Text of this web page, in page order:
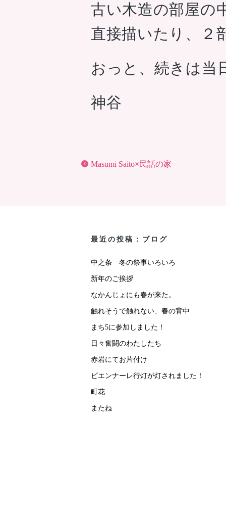
古い木造の部屋の
直接描いたり、２
おっと、続きは当
神谷
Masumi Saito×民話の家
最近の投稿：ブログ
中之条 冬の祭事いろいろ
新年のご挨拶
なかんじょにも春が来た。
触れそうで触れない、春の背中
まち5に参加しました！
日々奮闘のわたしたち
赤岩にてお片付け
ビエンナーレ行灯が灯されました！
町花
またね